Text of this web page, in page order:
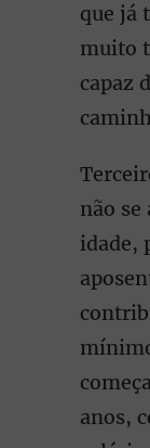
que já
muito
capaz
não se
idade,
anos,